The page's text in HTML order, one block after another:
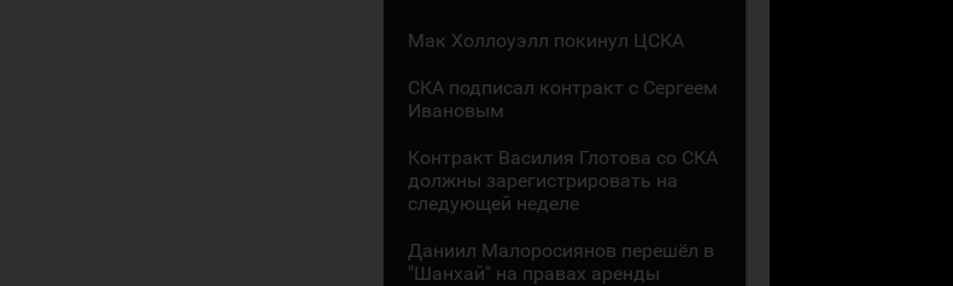
Мак Холлоуэлл покинул ЦСКА
СКА подписал контракт с Сергеем
Ивановым
Контракт Василия Глотова со СКА
должны зарегистрировать на
следующей неделе
Даниил Малоросиянов перешёл в
"Шанхай" на правах аренды